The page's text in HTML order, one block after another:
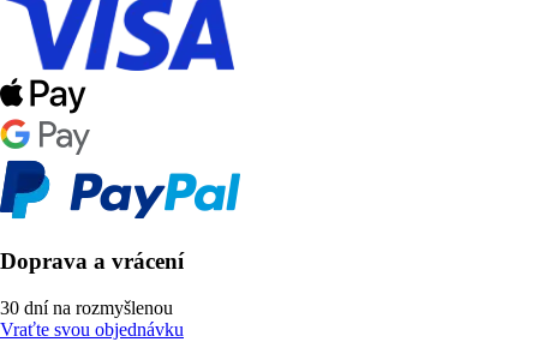
Doprava a vrácení
30 dní na rozmyšlenou
Vraťte svou objednávku